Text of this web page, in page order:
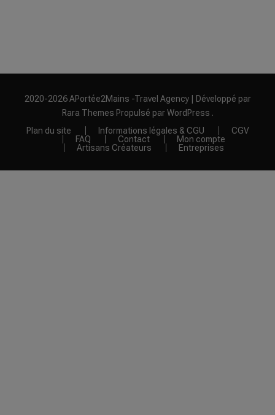
2020-2026 APortée2Mains -Travel Agency | Développé par
Rara Themes Propulsé parWordPress .
Plan du site
Informations légales & CGU
CGV
FAQ
Contact
Mon compte
Artisans Créateurs
Entreprises